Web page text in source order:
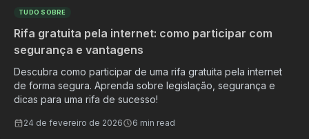
TUDO SOBRE
Rifa gratuita pela internet: como participar com
segurança e vantagens
Descubra como participar de uma rifa gratuita pela internet
de forma segura. Aprenda sobre legislação, segurança e
dicas para uma rifa de sucesso!
24 de fevereiro de 2026 6 min read